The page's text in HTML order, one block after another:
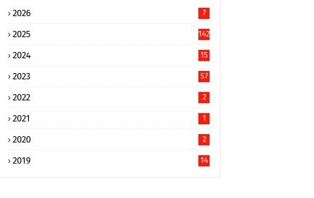
2026 7
2025 142
2024
15
2023 57
2022 2
2021 1
2020 2
2019 14